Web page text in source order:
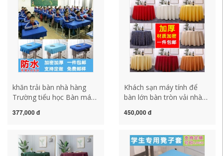
hình oval khăn trải bàn hàn
quốc
khăn trải bàn nhà hàng
Trường tiểu học Bàn máy
Bàn 40 × 60 bàn học Bàn
Bàn làm việc Bàn làm việc
khăn trải bàn lông thú
377,000 đ
Khách sạn máy tính để
bàn lớn bàn tròn vải nhà
vải vải nhà đặc biệt tròn
bàn học caro khăn trải bàn
dùng một lần
450,000 đ